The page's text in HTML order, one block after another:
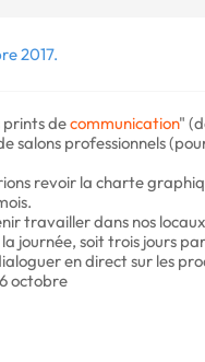
2017.
decommunication"
salons professionnels
revoir la charte
travailler dans nos
journée, soit trois jours
en direct sur les
octobre